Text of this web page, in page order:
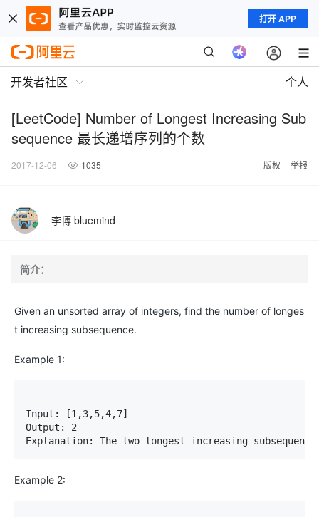
打开 APP
开发者社区 个人
[LeetCode] Number of Longest Increasing Sub
sequence 最长递增序列的个数
2017-12-06 1035 版权 举报
李博 bluemind
简介：
Given an unsorted array of integers, find the number of longes
t increasing subsequence.
Example 1:
Input: [1,3,5,4,7]
Output: 2
Explanation: The two longest increasing
Example 2: